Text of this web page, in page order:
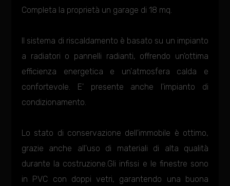
Completa la proprietà un garage di 18 mq.
Il sistema di riscaldamento è basato su un impianto
a radiatori o pannelli radianti, offrendo un'ottima
efficienza energetica e un'atmosfera calda e
confortevole. E' presente anche l'impianto di
condizionamento.
Lo stato di conservazione dell'immobile è ottimo,
grazie anche all'uso di materiali di alta qualità
durante la costruzione.Gli infissi e le finestre sono
in PVC con doppi vetri, garantendo una buona